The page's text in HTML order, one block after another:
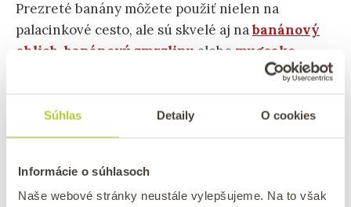
Súhlas Detaily O cookies
Informácie o súhlasoch
Naše webové stránky neustále vylepšujeme. Na to však
Prezreté banány môžete použiť nielen na
palacinkové cesto, ale sú skvelé aj nabanánový
chlieb ,banánovú zmrzlinu alebo mugcake
Môžete ich tiež pridať do raňajkových cereálií,